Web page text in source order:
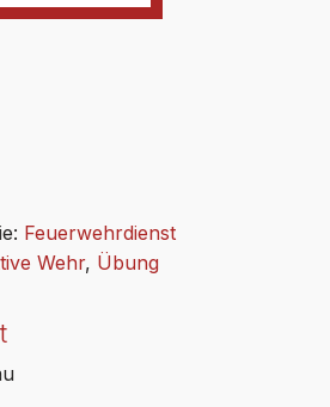
Feuerwehrdienst
Wehr, Übung